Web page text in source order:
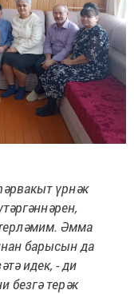
үрнәк
Әмма
барысын да
идек, - ди
безгә терәк